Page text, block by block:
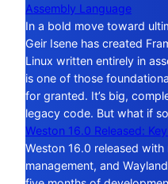
Assembly Language
In a bold move toward
Geir Isene has created
Linux written entirely in
is one of those
for granted. It’s big,
legacy code. But what if
Weston 16.0 Released:
Weston 16.0 released
management, and